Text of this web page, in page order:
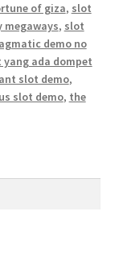
of giza, slot
megaways, slot
demo no
yang ada dompet
slot demo,
slot demo, the